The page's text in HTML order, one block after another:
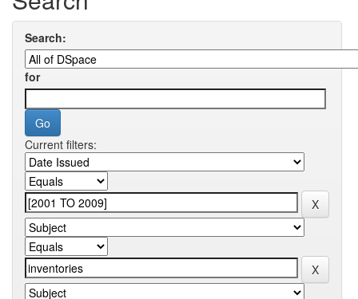
Search:
for
Current filters: